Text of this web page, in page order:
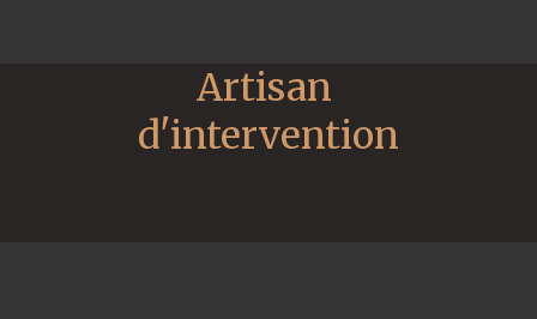
Artisan
d'intervention